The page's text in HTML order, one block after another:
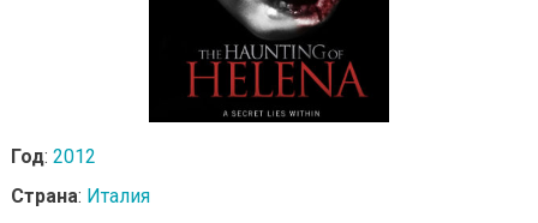
Год: 2012
Страна: Италия